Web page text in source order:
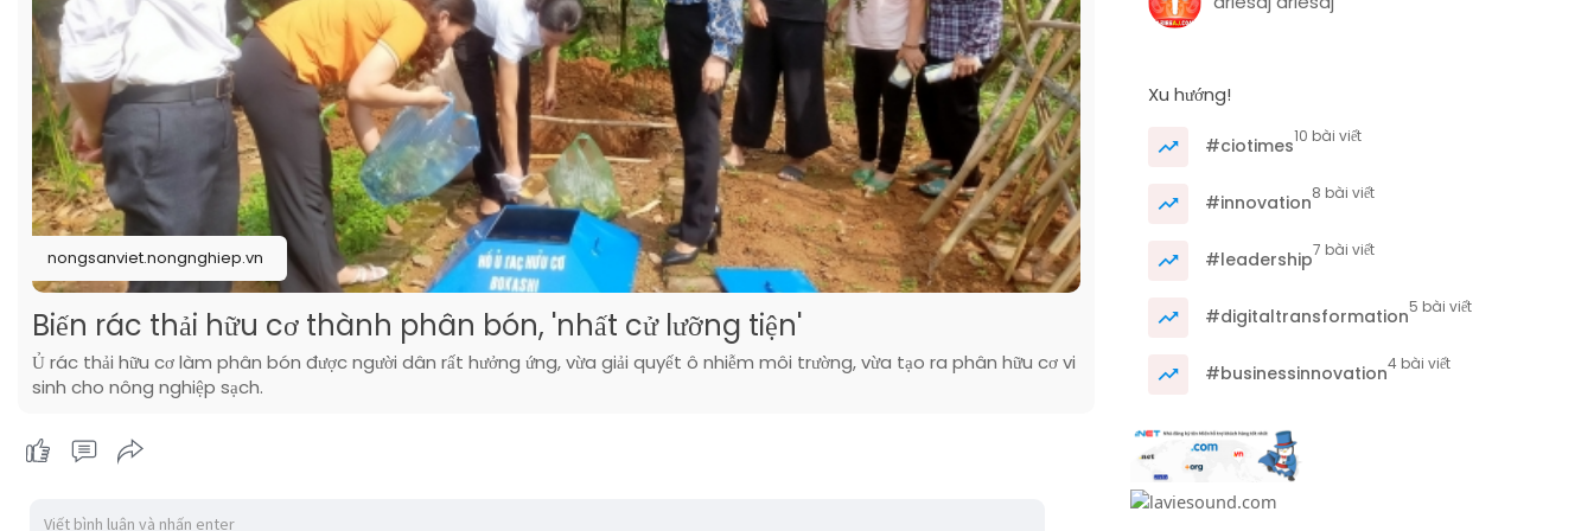
nongsanviet.nongnghiep.vn
Biến rác thải hữu cơ thành phân bón, 'nhất cử lưỡng tiện'
Ủ rác thải hữu cơ làm phân bón được người dân rất hưởng ứng, vừa giải quyết ô nhiễm môi trường, vừa tạo ra phân hữu cơ vi
sinh cho nông nghiệp sạch.
Xu hướng!
#ciotimes10 bài viết
#innovation8 bài viết
#leadership7 bài viết
#digitaltransformation5 bài viết
#businessinnovation4 bài viết